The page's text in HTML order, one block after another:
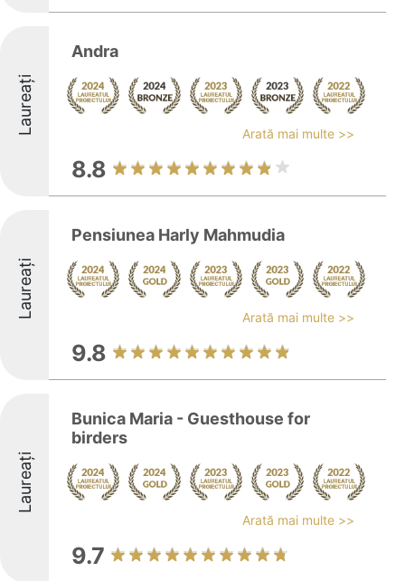
Laureați
Andra
Arată mai multe >>
8.8
Laureați
Pensiunea Harly Mahmudia
Arată mai multe >>
9.8
Laureați
Bunica Maria - Guesthouse for
birders
Arată mai multe >>
9.7